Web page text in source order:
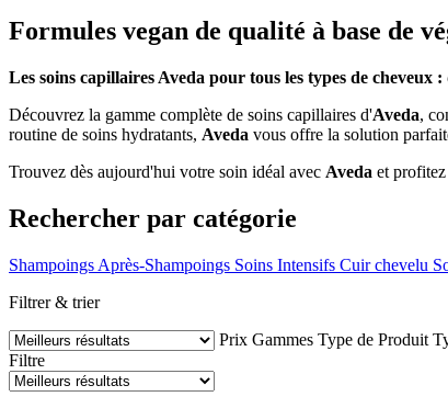
Formules vegan de qualité à base de
Les soins capillaires Aveda pour tous les types de cheveux :
Découvrez la gamme complète de soins capillaires d'Aveda,
routine de soins hydratants, Aveda vous offre la solution
Trouvez dès aujourd'hui votre soin idéal avec Aveda et
Rechercher par catégorie
Shampoings Après-Shampoings Soins Intensifs Cuir chevelu
Filtrer & trier
Prix Gammes Type de Produit
Filtre